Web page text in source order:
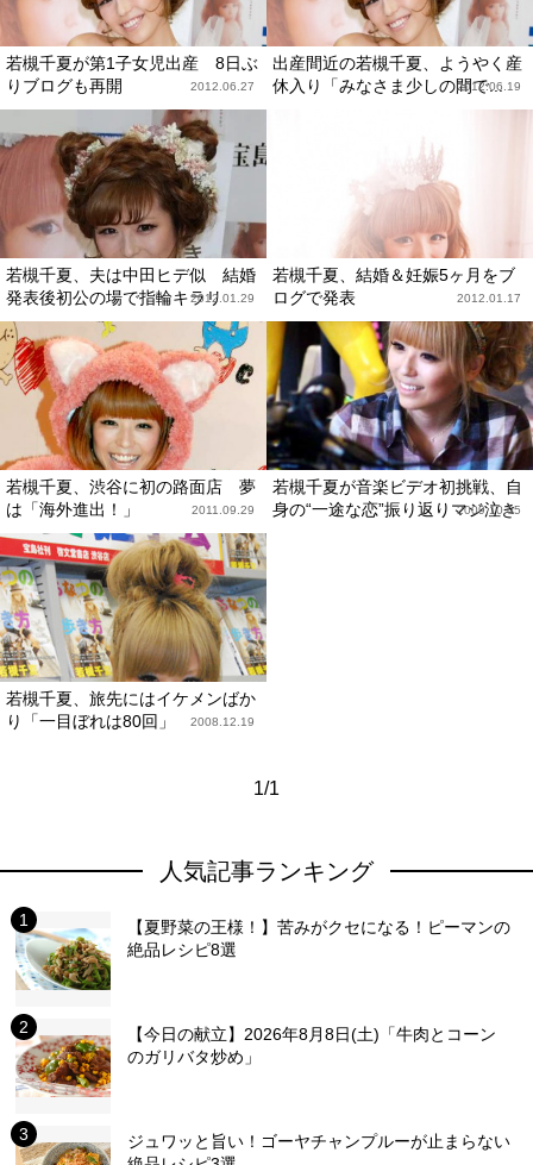
若槻千夏が第1子女児出産 8日ぶ
りブログも再開
2012.06.27
出産間近の若槻千夏、ようやく産
休入り「みなさま少しの間で...
2012.06.19
若槻千夏、夫は中田ヒデ似 結婚
発表後初公の場で指輪キラリ2012.01.29
若槻千夏、結婚＆妊娠5ヶ月をブ
ログで発表
2012.01.17
若槻千夏、渋谷に初の路面店 夢
は「海外進出！」
2011.09.29
若槻千夏が音楽ビデオ初挑戦、自
身の“一途な恋”振り返りマジ泣き
2009.10.05
若槻千夏、旅先にはイケメンばか
り「一目ぼれは80回」
2008.12.19
1/1
人気記事ランキング
【夏野菜の王様！】苦みがクセになる！ピーマンの
絶品レシピ8選
【今日の献立】2026年8月8日(土)「牛肉とコーン
のガリバタ炒め」
ジュワッと旨い！ゴーヤチャンプルーが止まらない